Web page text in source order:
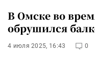
В Омске во
обрушился
4 июля 2025, 16:43 0